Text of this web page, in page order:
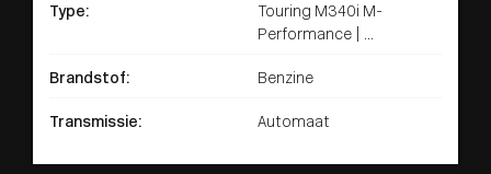
Type:
Touring M340i M-
Performance | ...
Brandstof: Benzine
Transmissie: Automaat